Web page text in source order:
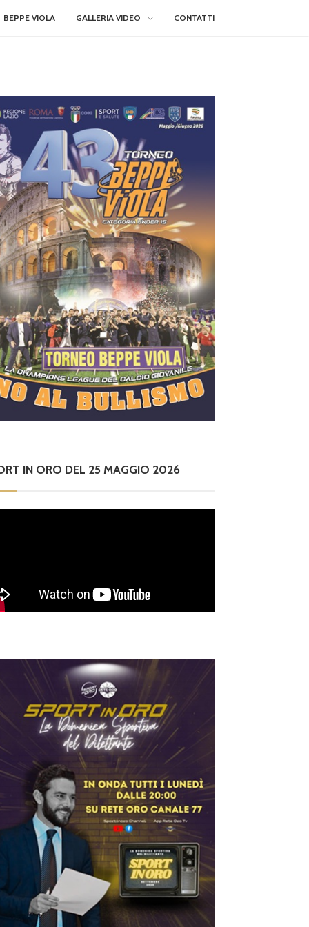
BEPPE VIOLA GALLERIA VIDEO CONTATTI
IN ORO DEL 25 MAGGIO 2026